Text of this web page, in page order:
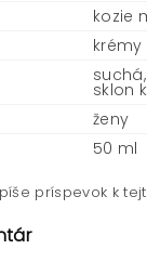
kozie
krémy
sklon
ženy
50 ml
príspevok k